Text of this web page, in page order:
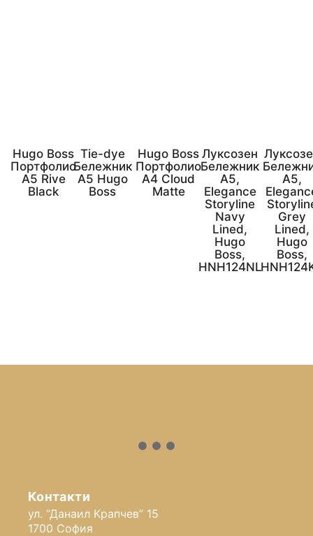
Hugo Boss
Портфолио
А5 Rive
Black
Tie-dye
Бележник
A5 Hugo
Boss
Hugo Boss
Портфолио
А4 Cloud
Matte
Луксозен
Бележник
А5,
Elegance
Storyline
Navy
Lined,
Hugo
Boss,
HNH124NL
А5,
Grey
Lined,
Hugo
Boss,
Контакти
ул. “Данаил Крапчев” 15
1700 София